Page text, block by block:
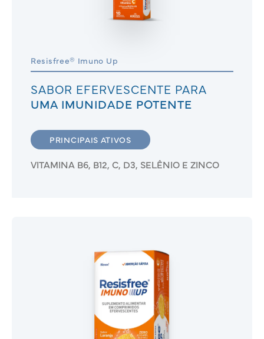
Resisfree® Imuno Up
SABOR EFERVESCENTE PARA
UMA IMUNIDADE POTENTE
PRINCIPAIS ATIVOS
VITAMINA B6, B12, C, D3, SELÊNIO E ZINCO